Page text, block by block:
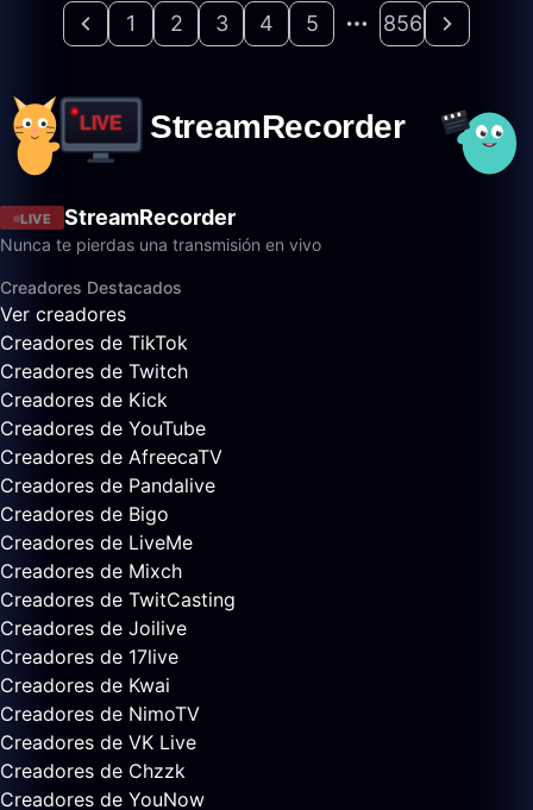
1 2 3 4 5 856
LIVE StreamRecorder
Nunca te pierdas una transmisión en vivo
Creadores Destacados
Ver creadores
Creadores de TikTok
Creadores de Twitch
Creadores de Kick
Creadores de YouTube
Creadores de AfreecaTV
Creadores de Pandalive
Creadores de Bigo
Creadores de LiveMe
Creadores de Mixch
Creadores de TwitCasting
Creadores de Joilive
Creadores de 17live
Creadores de Kwai
Creadores de NimoTV
Creadores de VK Live
Creadores de Chzzk
Creadores de YouNow